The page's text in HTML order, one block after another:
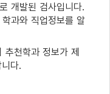
개발된 검사입니다.
과와 직업정보를 알
추천학과 정보가 제
다.